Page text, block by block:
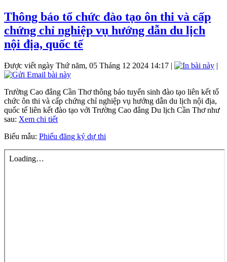
Thông báo tổ chức đào tạo ôn thi và cấp
chứng chỉ nghiệp vụ hướng dẫn du lịch
nội địa, quốc tế
Được viết ngày Thứ năm, 05 Tháng 12 2024 14:17 | |
Trường Cao đẳng Cần Thơ thông báo tuyển sinh đào tạo liên kết tổ
chức ôn thi và cấp chứng chỉ nghiệp vụ hướng dẫn du lịch nội địa,
quốc tế liên kết đào tạo với Trường Cao đẳng Du lịch Cần Thơ như
sau: Xem chi tiết
Biểu mẫu: Phiếu đăng ký dự thi